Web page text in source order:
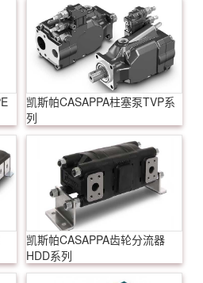
凯斯帕CASAPPA柱塞泵TVP系
列
凯斯帕CASAPPA齿轮分流器
HDD系列